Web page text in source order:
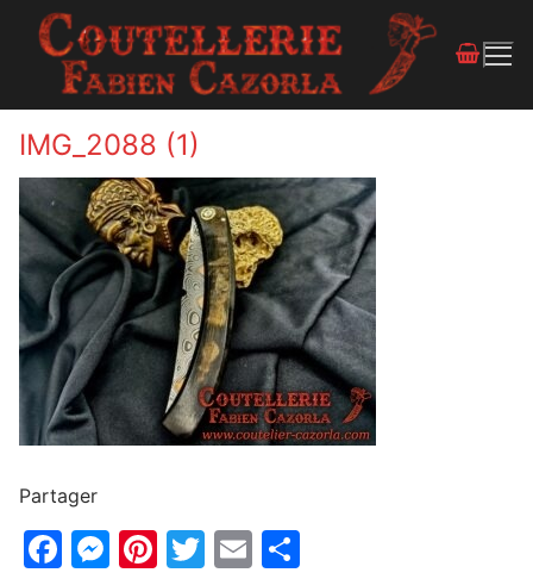
IMG_2088 (1)
Partager
Facebook
Messenger
Pinterest
Twitter
Email